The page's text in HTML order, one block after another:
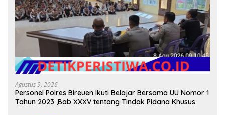
Agustus 9, 2026
Personel Polres Bireuen Ikuti Belajar Bersama UU Nomor 1
Tahun 2023 ,Bab XXXV tentang Tindak Pidana Khusus.